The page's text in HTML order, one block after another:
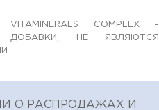
COMPLEX –
ДОБАВКИ, НЕ ЯВЛЯЮТСЯ
О РАСПРОДАЖАХ И